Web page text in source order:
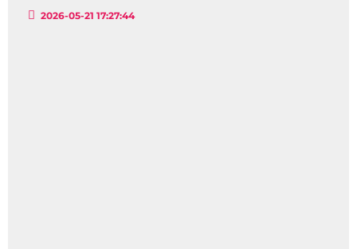
2026-05-21 17:27:44